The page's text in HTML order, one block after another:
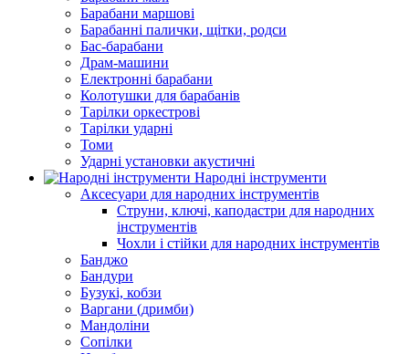
Барабани маршові
Барабанні палички, щітки, родси
Бас-барабани
Драм-машини
Електронні барабани
Колотушки для барабанів
Тарілки оркестрові
Тарілки ударні
Томи
Ударні установки акустичні
Народні інструменти
Аксесуари для народних інструментів
Струни, ключі, каподастри для народних
інструментів
Чохли і стійки для народних інструментів
Банджо
Бандури
Бузукі, кобзи
Варгани (дримби)
Мандоліни
Сопілки